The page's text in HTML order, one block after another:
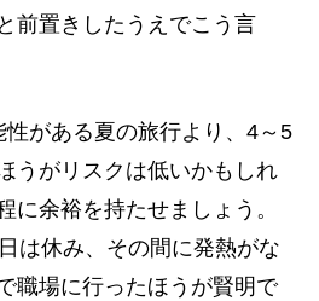
前置きしたうえでこう言
性がある夏の旅行より、4～5
うがリスクは低いかもしれ
に余裕を持たせましょう。
は休み、その間に発熱がな
職場に行ったほうが賢明で